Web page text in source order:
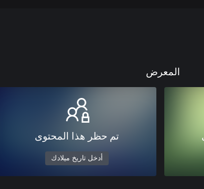
المعرض
تم حظر هذا المحتوى
أدخل تاريخ ميلادك